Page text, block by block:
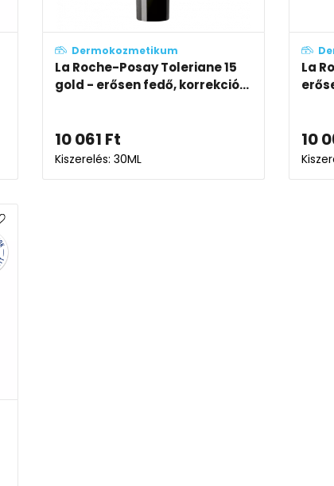
Dermokozmetikum
La Roche-Posay Toleriane 15
gold - erősen fedő, korrekció...
10 061 Ft
Kiszerelés: 30ML
La
10